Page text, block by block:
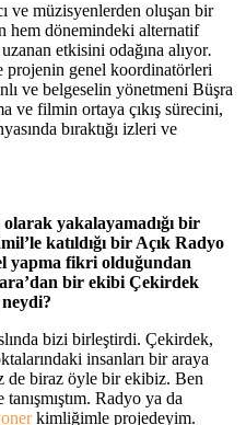
ve müzisyenlerden oluşan bir
hem dönemindeki alternatif
etkisini odağına alıyor.
projenin genel koordinatörleri
ve belgeselin yönetmeni Büşra
ve filmin ortaya çıkış sürecini,
bıraktığı izleri ve
yakalayamadığı bir
katıldığı bir Açık Radyo
yapma fikri olduğundan
bir ekibi Çekirdek
bizi birleştirdi. Çekirdek,
insanları bir araya
de biraz öyle bir ekibiz. Ben
Radyo ya da
kimliğimle projedeyim.